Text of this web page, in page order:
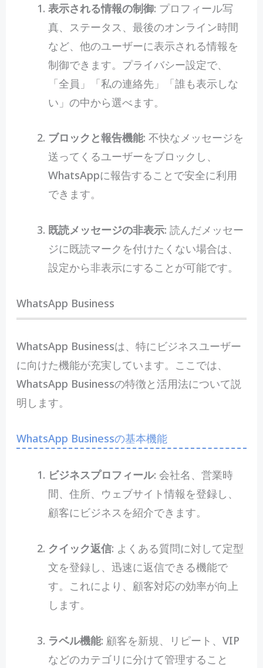
表示される情報の制御: プロフィール写
真、ステータス、最後のオンライン時間
など、他のユーザーに表示される情報を
制御できます。プライバシー設定で、
「全員」「私の連絡先」「誰も表示しな
い」の中から選べます。
ブロックと報告機能: 不快なメッセージを
送ってくるユーザーをブロックし、
WhatsAppに報告することで安全に利用
できます。
既読メッセージの非表示: 読んだメッセー
ジに既読マークを付けたくない場合は、
設定から非表示にすることが可能です。
WhatsApp Business
WhatsApp Businessは、特にビジネスユーザー
に向けた機能が充実しています。ここでは、
WhatsApp Businessの特徴と活用法について説
明します。
WhatsApp Businessの基本機能
ビジネスプロフィール: 会社名、営業時
間、住所、ウェブサイト情報を登録し、
顧客にビジネスを紹介できます。
クイック返信: よくある質問に対して定型
文を登録し、迅速に返信できる機能で
す。これにより、顧客対応の効率が向上
します。
ラベル機能: 顧客を新規、リピート、VIP
などのカテゴリに分けて管理すること